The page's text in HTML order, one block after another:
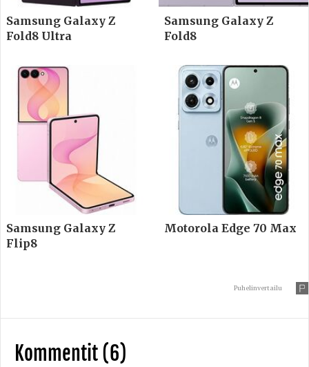
Samsung Galaxy Z
Fold8 Ultra
Samsung Galaxy Z
Fold8
Samsung Galaxy Z
Flip8
Motorola Edge 70 Max
Puhelinvertailu
Kommentit (6)